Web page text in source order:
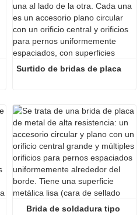
Surtido de bridas de placa
Brida de soldadura tipo